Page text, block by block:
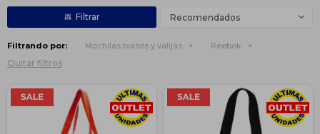
Recomendados
Filtrando por: Mochilas bolsos y valijas Reebok
Quitar filtros